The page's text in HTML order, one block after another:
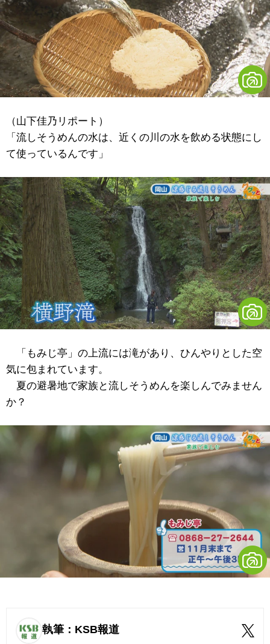
（山下佳乃リポート）
「流しそうめんの水は、近くの川の水を飲める状態にし
て使っているんです」
「もみじ亭」の上流には滝があり、ひんやりとした空
気に包まれています。
夏の避暑地で家族と流しそうめんを楽しんでみません
か？
執筆：KSB報道